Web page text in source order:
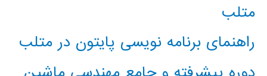
متلب
راهنمای برنامه نویسی پایتون در متلب